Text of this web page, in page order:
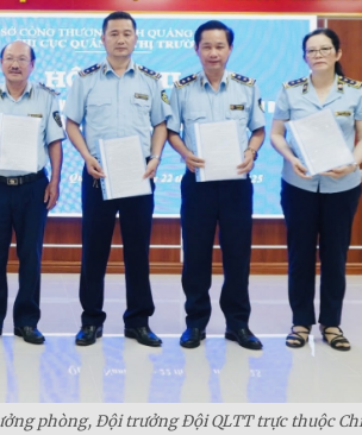
phòng, Đội trưởng Đội QLTT trực thuộc